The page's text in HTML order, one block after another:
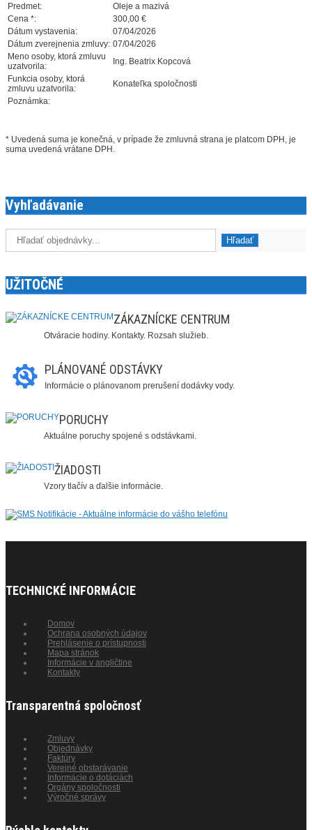
Predmet:
Oleje a mazivá
Cena *:
300,00 €
Dátum vystavenia:
07/04/2026
Dátum zverejnenia zmluvy: 07/04/2026
Meno osoby, ktorá zmluvu
uzatvorila:
Ing. Beatrix Kopcová
Funkcia osoby, ktorá
zmluvu uzatvorila:
Konateľka spoločnosti
Poznámka:
* Uvedená suma je konečná, v prípade že zmluvná strana je platcom DPH, je
suma uvedená vrátane DPH.
Vyhľadávanie
UŽITOČNÉ
ZÁKAZNÍCKE CENTRUM
Otváracie hodiny. Kontakty. Rozsah služieb.
PLÁNOVANÉ ODSTÁVKY
Informácie o plánovanom prerušení dodávky vody.
PORUCHY
Aktuálne poruchy spojené s odstávkami.
ŽIADOSTI
Vzory tlačív a ďalšie informácie.
TECHNICKÉ INFORMÁCIE
Domov
Ochrana osobných údajov
Prehlásenie o prístupnosti
Mapa stránok
Informácie v angličtine
Kontakty
Transparentná spoločnosť
Zmluvy
Objednávky
Faktúry
Verejné obstarávanie
Informácie o dotáciách
Orgány spoločnosti
Výročné správy